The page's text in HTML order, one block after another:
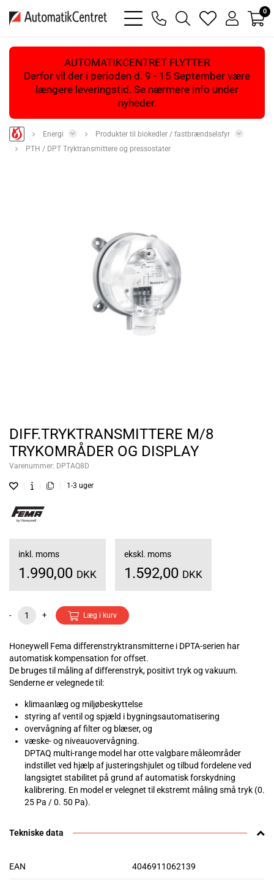
bars
light
phone
magnifying
glass
heart
light
user
light
0
AUTOMATIKCENTRET FLYTTER
Derfor vil der i perioden d. 9 - 15 September være
længere leveringstid. Se nærmere info under
nyheder.
Energi
Produkter til biokedler / fastbrændselsfyr
PTH / DPT Tryktransmittere og pressostater
DIFF.TRYKTRANSMITTERE M/8
TRYKOMRÅDER OG DISPLAY
Varenummer: DPTAQ8D
1-3 uger
inkl. moms
1.990,00 DKK
ekskl. moms
1.592,00 DKK
- + Læg i kurv
Honeywell Fema differenstryktransmitterne i DPTA-serien har
automatisk kompensation for offset.
De bruges til måling af differenstryk, positivt tryk og vakuum.
Senderne er velegnede til:
klimaanlæg og miljøbeskyttelse
styring af ventil og spjæld i bygningsautomatisering
overvågning af filter og blæser, og
væske- og niveauovervågning.
DPTAQ multi-range model har otte valgbare måleområder
indstillet ved hjælp af justeringshjulet og tilbud fordelene ved
langsigtet stabilitet på grund af automatisk forskydning
kalibrering. En model er velegnet til ekstremt måling små tryk (0.
25 Pa / 0. 50 Pa).
Tekniske data
EAN 4046911062139